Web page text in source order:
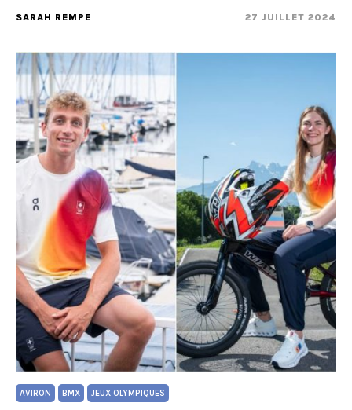
SARAH REMPE 27 JUILLET 2024
AVIRON BMX JEUX OLYMPIQUES